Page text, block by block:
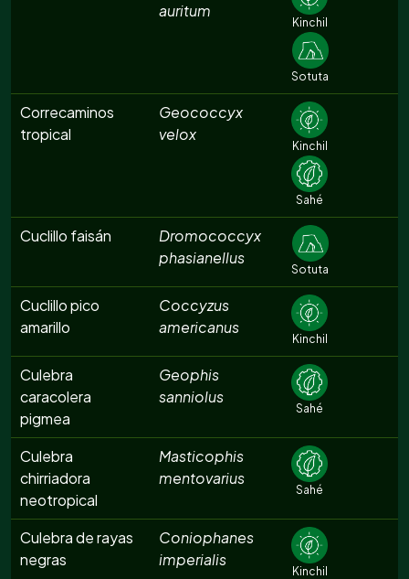
auritum
Kinchil
Sotuta
Correcaminos
tropical
Geococcyx
velox
Kinchil
Sahé
Cuclillo faisán
Dromococcyx
phasianellus
Sotuta
Cuclillo pico
amarillo
Coccyzus
americanus
Kinchil
Culebra
caracolera
pigmea
Geophis
sanniolus
Sahé
Culebra
chirriadora
neotropical
Masticophis
mentovarius
Sahé
Culebra de rayas
negras
Coniophanes
imperialis
Kinchil